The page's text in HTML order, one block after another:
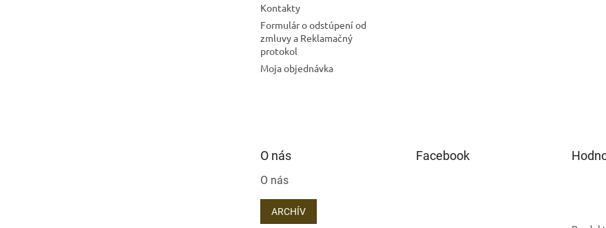
Kontakty
Formulár o odstúpení od
zmluvy a Reklamačný
protokol
Moja objednávka
O nás
O nás
ARCHÍV
Facebook